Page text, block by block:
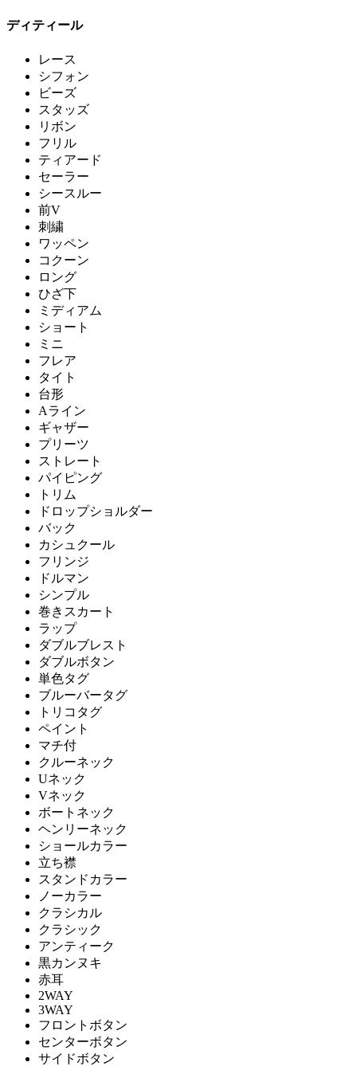
ディティール
レース
シフォン
ビーズ
スタッズ
リボン
フリル
ティアード
セーラー
シースルー
前V
刺繍
ワッペン
コクーン
ロング
ひざ下
ミディアム
ショート
ミニ
フレア
タイト
台形
Aライン
ギャザー
プリーツ
ストレート
パイピング
トリム
ドロップショルダー
バック
カシュクール
フリンジ
ドルマン
シンプル
巻きスカート
ラップ
ダブルブレスト
ダブルボタン
単色タグ
ブルーバータグ
トリコタグ
ペイント
マチ付
クルーネック
Uネック
Vネック
ボートネック
ヘンリーネック
ショールカラー
立ち襟
スタンドカラー
ノーカラー
クラシカル
クラシック
アンティーク
黒カンヌキ
赤耳
2WAY
3WAY
フロントボタン
センターボタン
サイドボタン